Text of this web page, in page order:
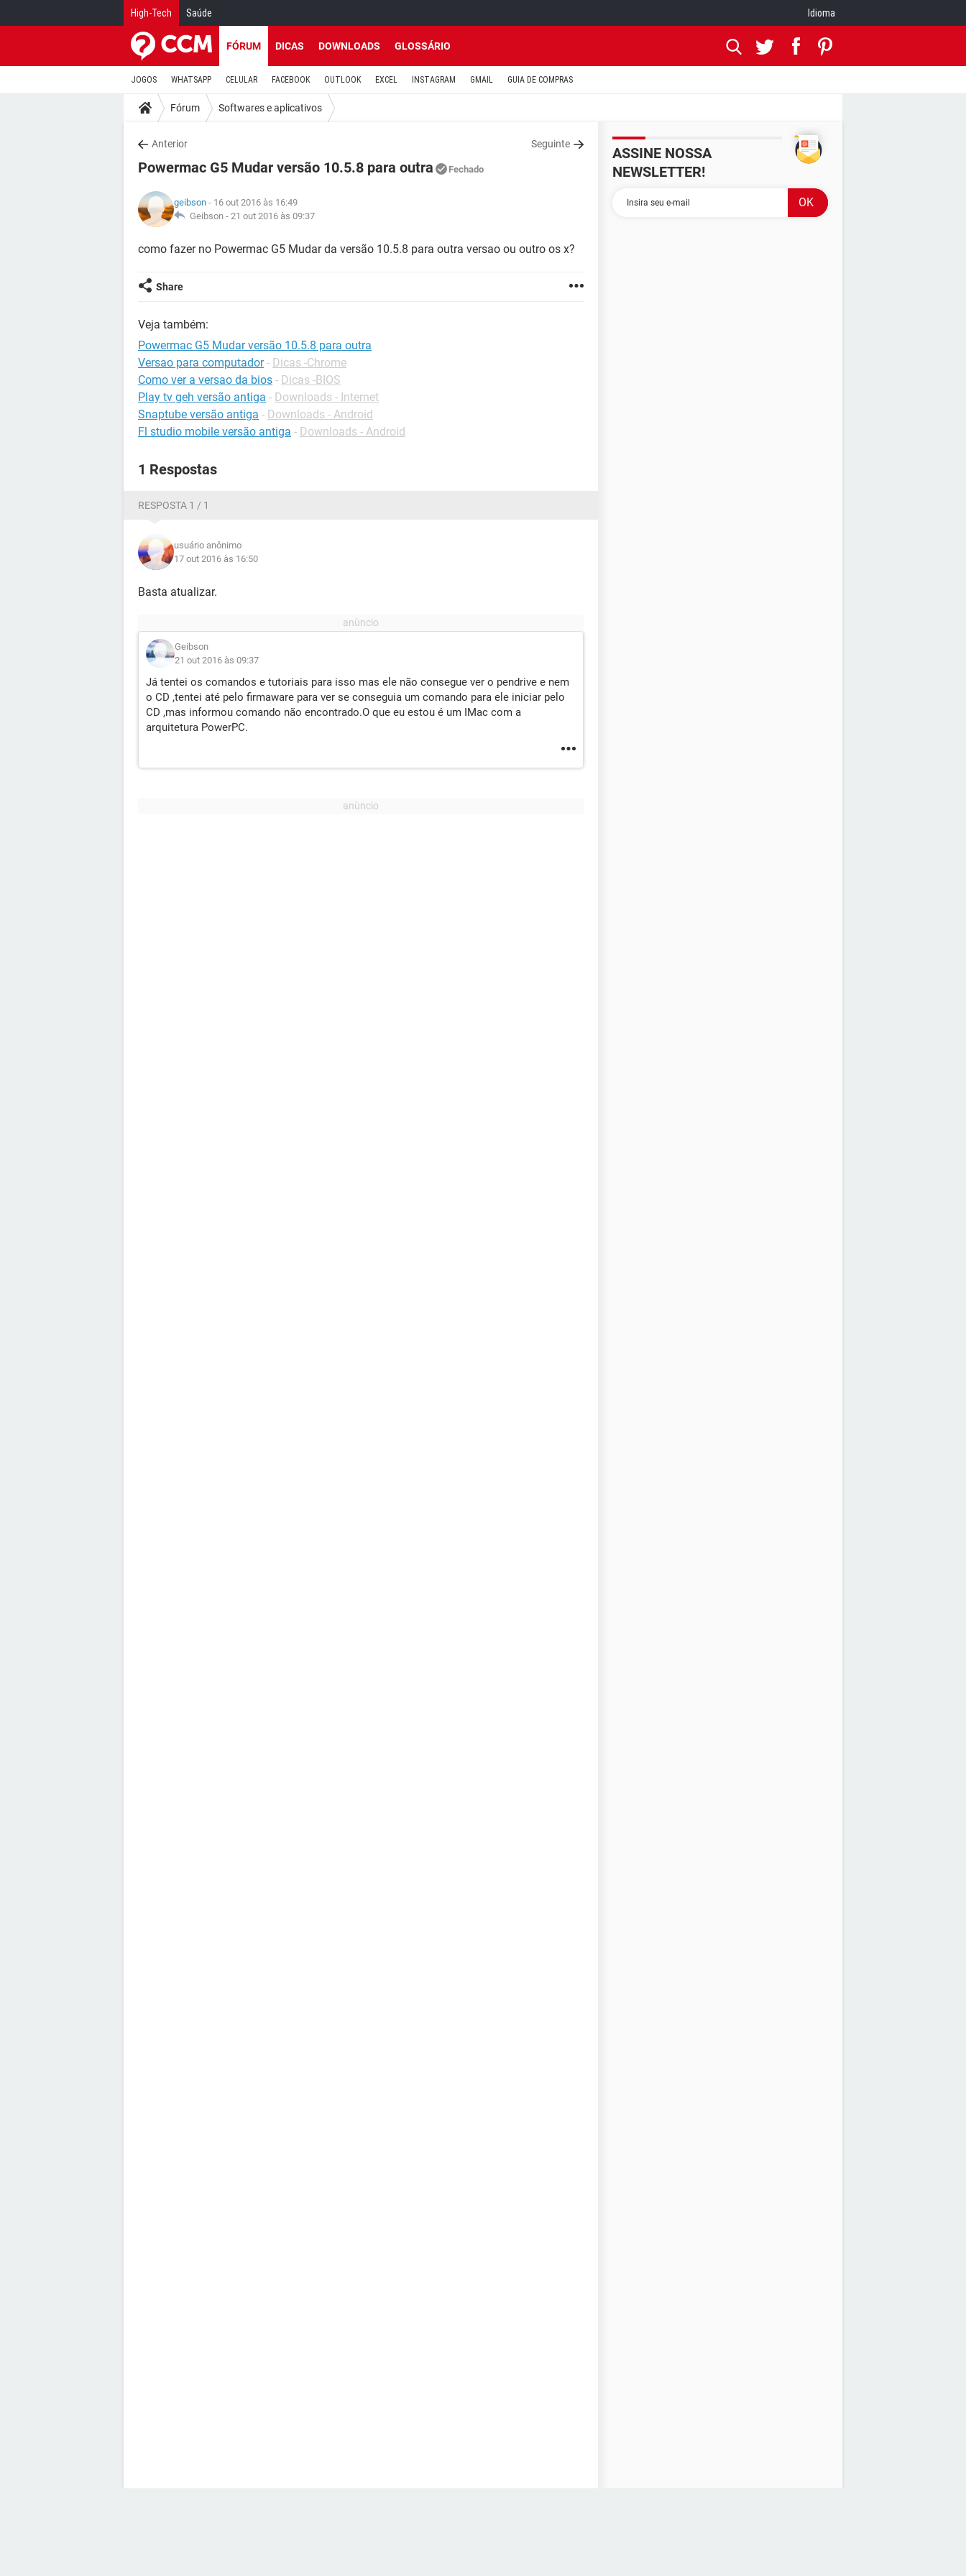
High-Tech Saúde Idioma
FÓRUM DICAS DOWNLOADS GLOSSÁRIO
JOGOS WHATSAPP CELULAR FACEBOOK OUTLOOK EXCEL INSTAGRAM GMAIL GUIA DE COMPRAS
Fórum Softwares e aplicativos
Anterior Seguinte
Powermac G5 Mudar versão 10.5.8 para outra Fechado
geibson - 16 out 2016 às 16:49
Geibson - 21 out 2016 às 09:37
como fazer no Powermac G5 Mudar da versão 10.5.8 para outra versao ou outro os x?
Share
Veja também:
Powermac G5 Mudar versão 10.5.8 para outra
Versao para computador - Dicas -Chrome
Como ver a versao da bios - Dicas -BIOS
Play tv geh versão antiga - Downloads - Internet
Snaptube versão antiga - Downloads - Android
Fl studio mobile versão antiga - Downloads - Android
1 Respostas
RESPOSTA 1 / 1
usuário anônimo
17 out 2016 às 16:50
Basta atualizar.
Geibson
21 out 2016 às 09:37
Já tentei os comandos e tutoriais para isso mas ele não consegue ver o pendrive e nem
o CD ,tentei até pelo firmaware para ver se conseguia um comando para ele iniciar pelo
CD ,mas informou comando não encontrado.O que eu estou é um IMac com a
arquitetura PowerPC.
ASSINE NOSSA
NEWSLETTER!